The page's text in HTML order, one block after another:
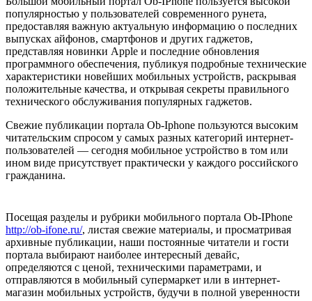
популярностью у пользователей современного рунета,
предоставляя важную актуальную информацию о последних
выпусках айфонов, смартфонов и других гаджетов,
представляя новинки Apple и последние обновления
программного обеспечения, публикуя подробные технические
характеристики новейших мобильных устройств, раскрывая
положительные качества, и открывая секреты правильного
технического обслуживания популярных гаджетов.
Свежие публикации портала Ob-Iphone пользуются высоким
читательским спросом у самых разных категорий интернет-
пользователей — сегодня мобильное устройство в том или
ином виде присутствует практически у каждого российского
гражданина.
Посещая разделы и рубрики мобильного портала Ob-IPhone
http://ob-ifone.ru/, листая свежие материалы, и просматривая
архивные публикации, наши постоянные читатели и гости
портала выбирают наиболее интересный девайс,
определяются с ценой, техническими параметрами, и
отправляются в мобильный супермаркет или в интернет-
магазин мобильных устройств, будучи в полной уверенности